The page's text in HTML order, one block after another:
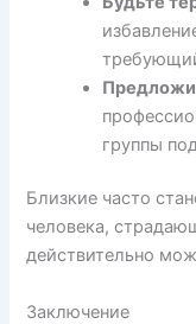
группы
Близкие часто
человека,
действительно
Заключение